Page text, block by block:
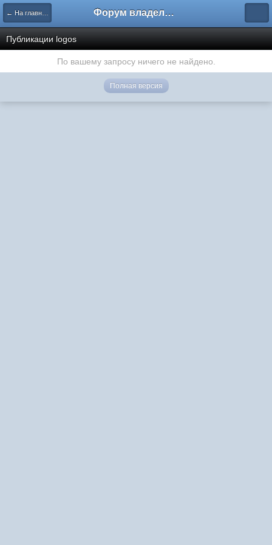
← На главную Форум владельцев интернет-магазинов
Публикации logos
По вашему запросу ничего не найдено.
Полная версия